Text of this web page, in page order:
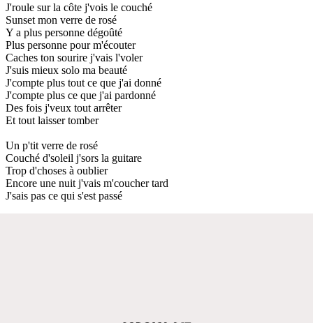
J'roule sur la côte j'vois le couché
Sunset mon verre de rosé
Y a plus personne dégoûté
Plus personne pour m'écouter
Caches ton sourire j'vais l'voler
J'suis mieux solo ma beauté
J'compte plus tout ce que j'ai donné
J'compte plus ce que j'ai pardonné
Des fois j'veux tout arrêter
Et tout laisser tomber
Un p'tit verre de rosé
Couché d'soleil j'sors la guitare
Trop d'choses à oublier
Encore une nuit j'vais m'coucher tard
J'sais pas ce qui s'est passé